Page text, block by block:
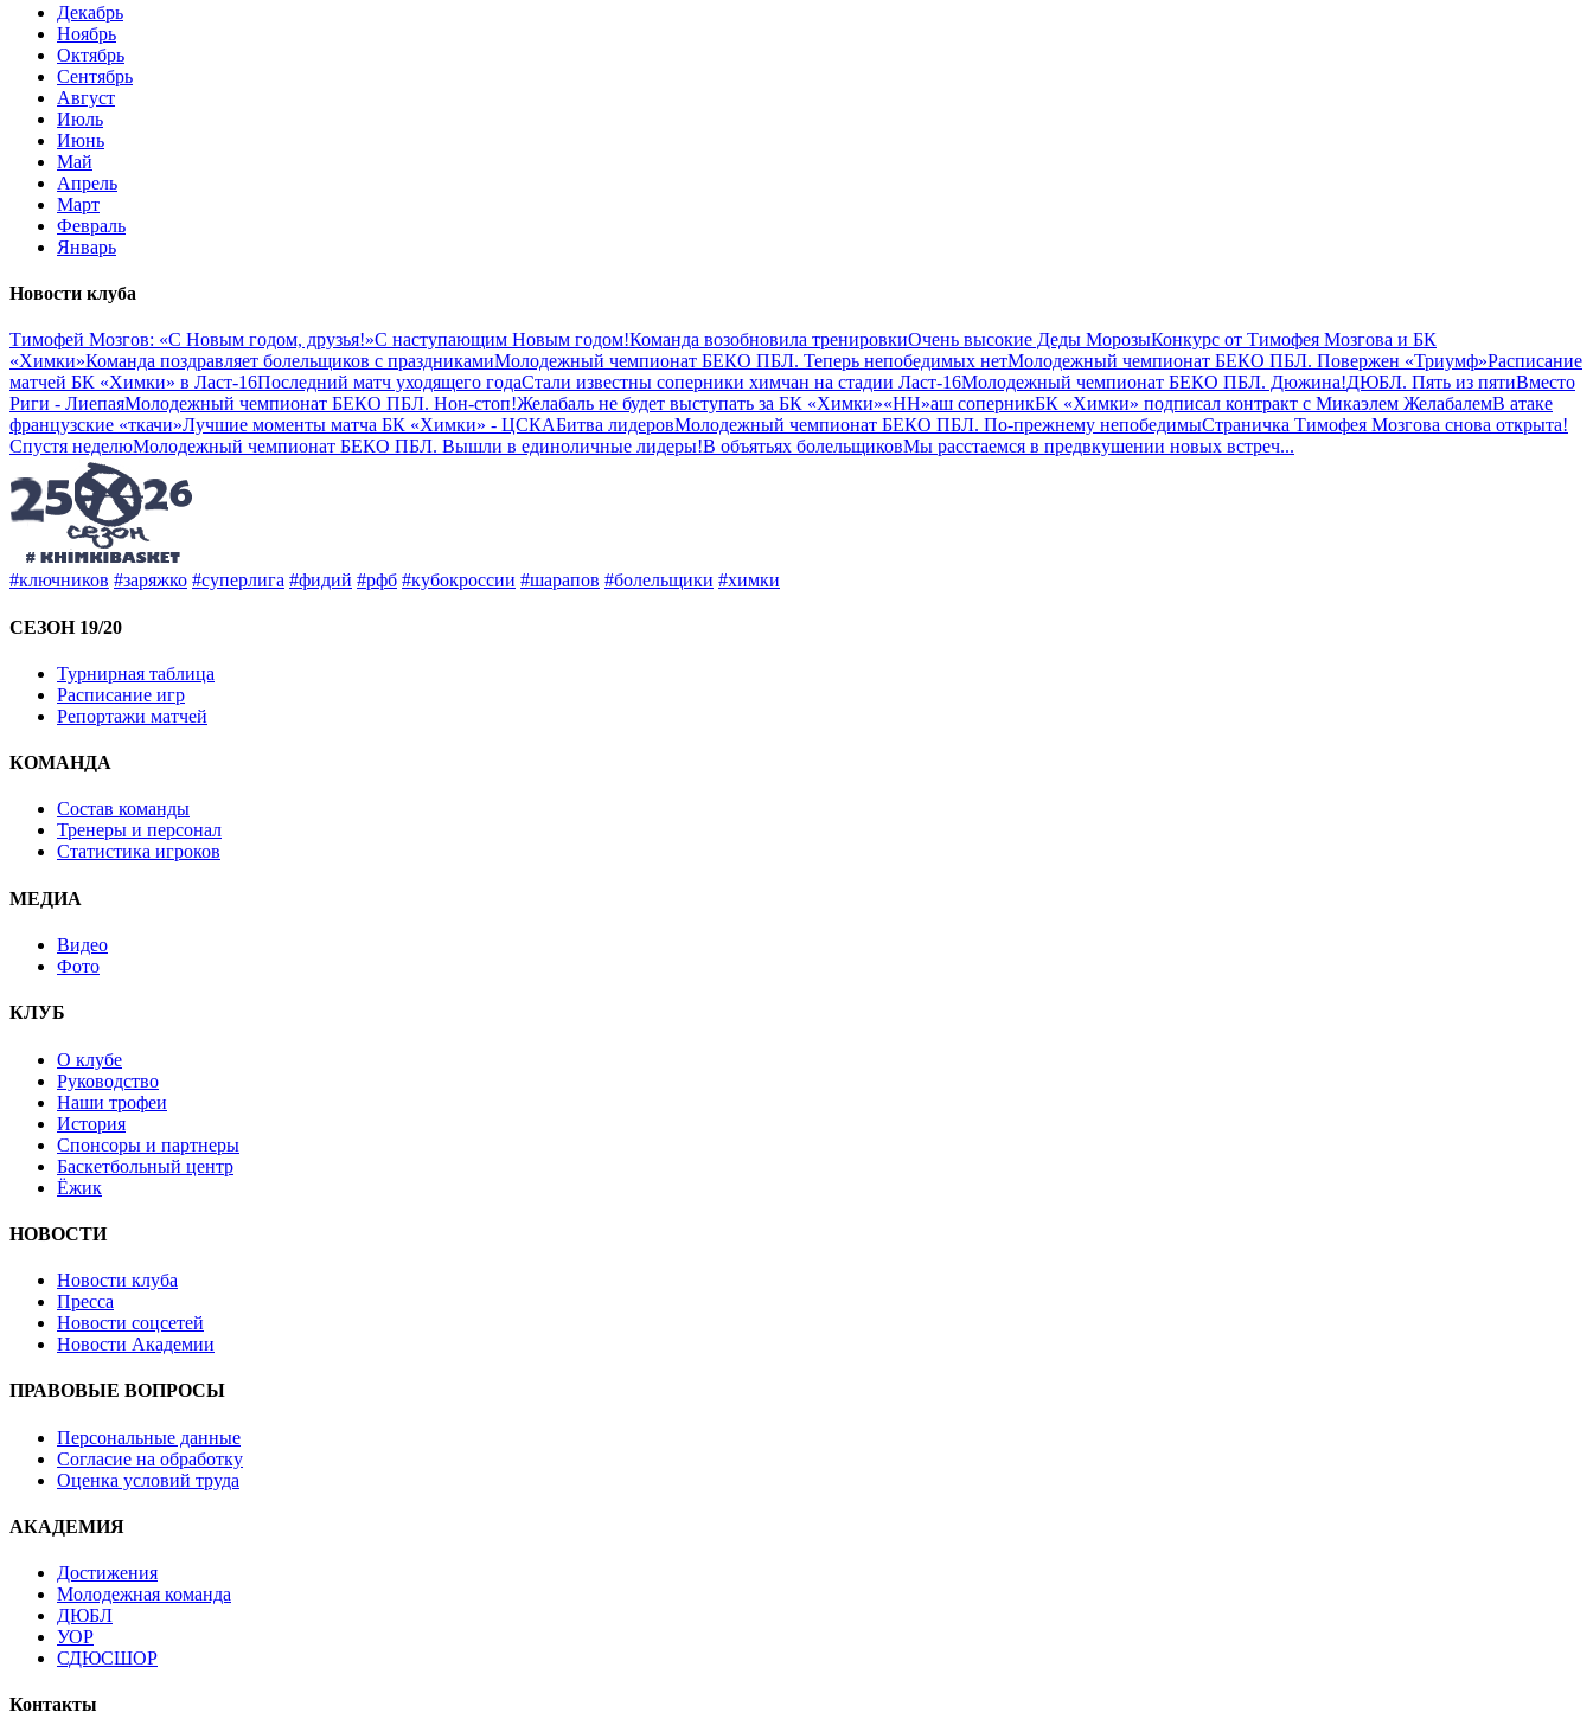
Декабрь
Ноябрь
Октябрь
Сентябрь
Август
Июль
Июнь
Май
Апрель
Март
Февраль
Январь
Новости клуба
Тимофей Мозгов: «С Новым годом, друзья!»С наступающим Новым годом!Команда возобновила тренировкиОчень высокие Деды МорозыКонкурс от Тимофея Мозгова и БК
«Химки»Команда поздравляет болельщиков с праздникамиМолодежный чемпионат БЕКО ПБЛ. Теперь непобедимых нетМолодежный чемпионат БЕКО ПБЛ. Повержен «Триумф»Расписание
матчей БК «Химки» в Ласт-16Последний матч уходящего годаСтали известны соперники химчан на стадии Ласт-16Молодежный чемпионат БЕКО ПБЛ. Дюжина!ДЮБЛ. Пять из пятиВместо
Риги - ЛиепаяМолодежный чемпионат БЕКО ПБЛ. Нон-стоп!Желабаль не будет выступать за БК «Химки»«НН»аш соперникБК «Химки» подписал контракт с Микаэлем ЖелабалемВ атаке
французские «ткачи»Лучшие моменты матча БК «Химки» - ЦСКАБитва лидеровМолодежный чемпионат БЕКО ПБЛ. По-прежнему непобедимыСтраничка Тимофея Мозгова снова открыта!
Спустя неделюМолодежный чемпионат БЕКО ПБЛ. Вышли в единоличные лидеры!В объятьях болельщиковМы расстаемся в предвкушении новых встреч...
#ключников #заряжко #суперлига #фидий #рфб #кубокроссии #шарапов #болельщики #химки
СЕЗОН 19/20
Турнирная таблица
Расписание игр
Репортажи матчей
КОМАНДА
Состав команды
Тренеры и персонал
Статистика игроков
МЕДИА
Видео
Фото
КЛУБ
О клубе
Руководство
Наши трофеи
История
Спонсоры и партнеры
Баскетбольный центр
Ёжик
НОВОСТИ
Новости клуба
Пресса
Новости соцсетей
Новости Академии
ПРАВОВЫЕ ВОПРОСЫ
Персональные данные
Согласие на обработку
Оценка условий труда
АКАДЕМИЯ
Достижения
Молодежная команда
ДЮБЛ
УОР
СДЮСШОР
Контакты